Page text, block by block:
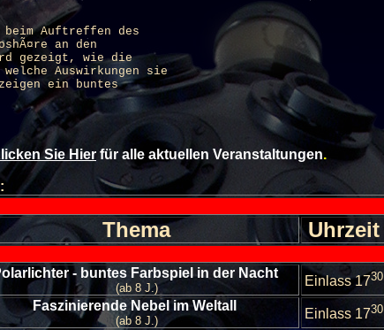
Auftreffen des
an den
gezeigt, wie die
Auswirkungen sie
ein buntes
Sie Hier für alle aktuellen Veranstaltungen.
Thema Uhrzeit
- buntes Farbspiel in der Nacht
(ab 8 J.) Einlass 1730
Faszinierende Nebel im Weltall
(ab 8 J.) Einlass 1730